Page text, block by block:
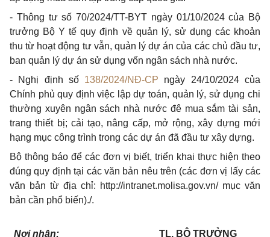
- Thông tư số 70/2024/TT-BYT ngày 01/10/2024 của Bộ
trưởng Bộ Y tế quy định về quản lý, sử dụng các khoản
thu từ hoạt động tư vẫn, quản lý dự án của các chủ đầu tư,
ban quản lý dự án sử dụng vốn ngân sách nhà nước.
- Nghị định số 138/2024/NĐ-CP ngày 24/10/2024 của
Chính phủ quy định việc lập dự toán, quản lý, sử dụng chi
thường xuyên ngân sách nhà nước đê mua sắm tài sản,
trang thiết bị; cải tạo, nâng cấp, mở rộng, xây dựng mới
hạng mục công trình trong các dự án đã đầu tư xây dựng.
Bộ thông báo để các đơn vị biết, triển khai thực hiện theo
đúng quy định tại các văn bản nêu trên (các đơn vị lấy các
văn bản từ địa chỉ: http://intranet.molisa.gov.vn/ mục văn
bản cần phổ biến)./.
Nơi nhận:
TL. BỘ TRƯỞNG